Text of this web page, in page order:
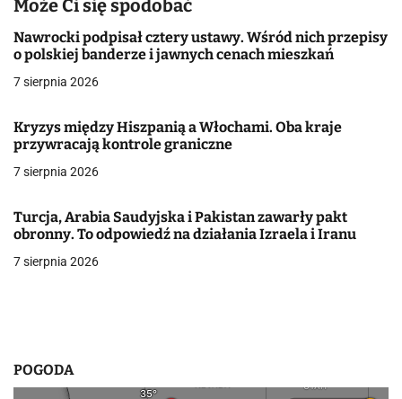
j
a
w
p
i
u
Może Ci się spodobać
Nawrocki podpisał cztery ustawy. Wśród nich przepisy
o polskiej banderze i jawnych cenach mieszkań
7 sierpnia 2026
Kryzys między Hiszpanią a Włochami. Oba kraje
przywracają kontrole graniczne
7 sierpnia 2026
Turcja, Arabia Saudyjska i Pakistan zawarły pakt
obronny. To odpowiedź na działania Izraela i Iranu
7 sierpnia 2026
POGODA